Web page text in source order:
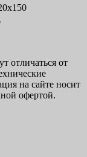
отличаться от
на сайте носит
офертой.